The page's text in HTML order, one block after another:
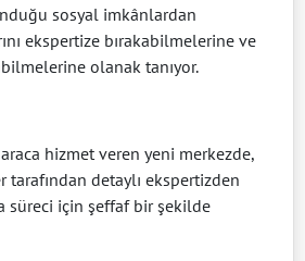
sosyal imkânlardan
ekspertize bırakabilmelerine ve
olanak tanıyor.
hizmet veren yeni merkezde,
detaylı ekspertizden
süreci için şeffaf bir şekilde